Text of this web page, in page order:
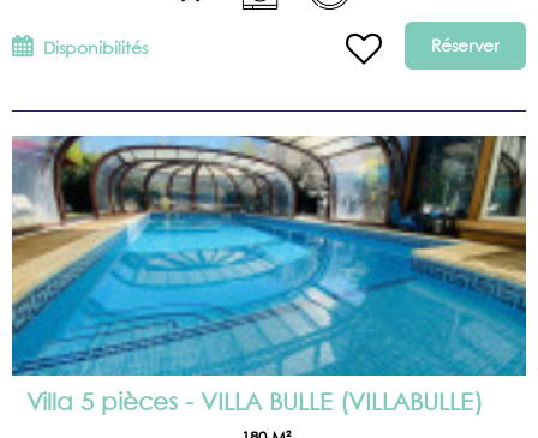
Disponibilités Réserver
Villa 5 pièces - VILLA BULLE (VILLABULLE)